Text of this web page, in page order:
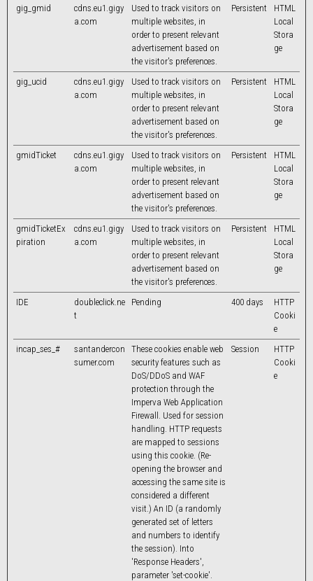
gig_gmid
cdns.eu1.gigy
a.com
Used to track visitors on
multiple websites, in
order to present relevant
advertisement based on
the visitor's preferences.
Persistent
HTML
Local
Stora
ge
gig_ucid
cdns.eu1.gigy
a.com
Used to track visitors on
multiple websites, in
order to present relevant
advertisement based on
the visitor's preferences.
Persistent
HTML
Local
Stora
ge
gmidTicket
cdns.eu1.gigy
a.com
Used to track visitors on
multiple websites, in
order to present relevant
advertisement based on
the visitor's preferences.
Persistent
HTML
Local
Stora
ge
gmidTicketEx
piration
cdns.eu1.gigy
a.com
Used to track visitors on
multiple websites, in
order to present relevant
advertisement based on
the visitor's preferences.
Persistent
HTML
Local
Stora
ge
IDE
doubleclick.ne
t
Pending 400 days
HTTP
Cooki
e
incap_ses_#
santandercon
sumer.com
These cookies enable web
security features such as
DoS/DDoS and WAF
protection through the
Imperva Web Application
Firewall. Used for session
handling. HTTP requests
are mapped to sessions
using this cookie. (Re-
opening the browser and
accessing the same site is
considered a different
visit.) An ID (a randomly
generated set of letters
and numbers to identify
the session). Into
'Response Headers',
parameter 'set-cookie'.
Session
HTTP
Cooki
e